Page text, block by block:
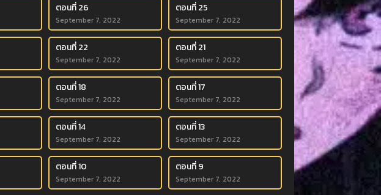
ตอนที่ 26
September 7, 2022
ตอนที่ 25
September 7, 2022
ตอนที่ 22
September 7, 2022
ตอนที่ 21
September 7, 2022
ตอนที่ 18
September 7, 2022
ตอนที่ 17
September 7, 2022
ตอนที่ 14
September 7, 2022
ตอนที่ 13
September 7, 2022
ตอนที่ 10
September 7, 2022
ตอนที่ 9
September 7, 2022